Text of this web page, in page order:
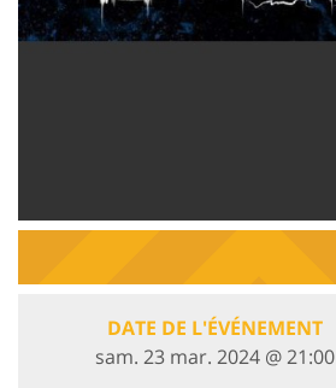
DATE DE L'ÉVÉNEMENT
sam. 23 mar. 2024 @ 21:00